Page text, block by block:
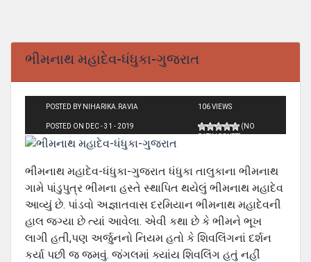
ભીમનાથ મહાદેવ-ધંધુકા-ગુજરાત
POSTED BY NIHARIKA.RAVIA
POSTED ON DEC - 31 - 2019
106 VIEWS
(NO
RATINGS YET)
ભીમનાથ મહાદેવ-ધંધુકા-ગુજરાત ધંધુકા તાલુકાના ભીમનાથ
ગામે પાંડુપુત્ર ભીમના હસ્તે સ્થાપિત થયેલું ભીમનાથ મહાદેવ
આવ્યું છે. પાંડવો અજ્ઞાતવાસ દરમિયાન ભીમનાથ મહાદેવની
હાલ જગ્યા છે ત્યાં આવેલા. એવી કથા છે કે ભીમને ભૂખ
લાગી હતી,પણ અર્જુનનો નિયમ હતો કે શિવલિંગનાં દર્શન
કર્યા પછી જ જમવું. જંગલમાં ક્યાંય શિવલિંગ હતું નહીં